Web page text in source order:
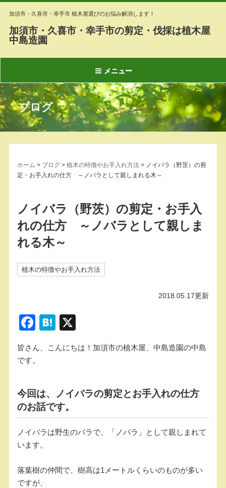
加須市・久喜市・幸手市 植木屋選びのお悩み解消します！
加須市・久喜市・幸手市の剪定・伐採は植木屋
中島造園
メニュー
ブログ
ホーム > ブログ >植木の特徴やお手入れ方法 > ノイバラ（野茨）の剪
定・お手入れの仕方 ～ノバラとして親しまれる木～
ノイバラ（野茨）の剪定・お手入
れの仕方 ～ノバラとして親しま
れる木～
植木の特徴やお手入れ方法
2018.05.17更新
F
c
b
o
o
k
H
e
a
皆さん、こんにちは！加須市の植木屋、中島造園の中島
です。
今回は、ノイバラの剪定とお手入れの仕方
のお話です。
ノイバラは野生のバラで、「ノバラ」として親しまれて
います。
落葉樹の仲間で、樹高は1メートルくらいのものが多い
ですが、